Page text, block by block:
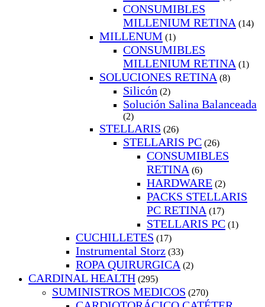
CONSUMIBLES
MILLENIUM RETINA (14)
MILLENUM (1)
CONSUMIBLES
MILLENIUM RETINA (1)
SOLUCIONES RETINA (8)
Silicón (2)
Solución Salina Balanceada
(2)
STELLARIS (26)
STELLARIS PC (26)
CONSUMIBLES
RETINA (6)
HARDWARE (2)
PACKS STELLARIS
PC RETINA (17)
STELLARIS PC (1)
CUCHILLETES (17)
Instrumental Storz (33)
ROPA QUIRURGICA (2)
CARDINAL HEALTH (295)
SUMINISTROS MEDICOS (270)